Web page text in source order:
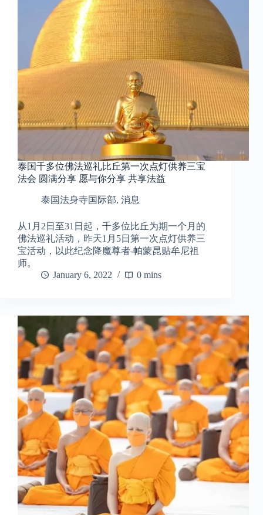
泰国千多位佛法巡礼比丘第一次点灯供养三宝
法会 圆满分享 愿与你分享 共享法益
泰国法身寺国际部, 消息
从1月2日至31日起，千多位比丘为期一个月的
佛法巡礼活动，昨天1月5日第一次点灯供养三
宝活动，以此纪念降魔尊者-帕蒙昆贴牟尼祖
师。
January 6, 2022
0 mins